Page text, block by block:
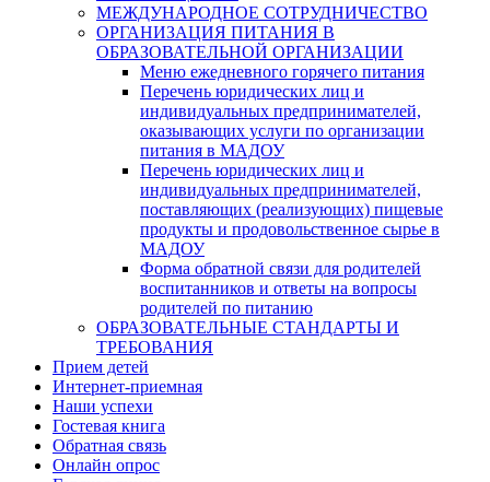
МЕЖДУНАРОДНОЕ СОТРУДНИЧЕСТВО
ОРГАНИЗАЦИЯ ПИТАНИЯ В
ОБРАЗОВАТЕЛЬНОЙ ОРГАНИЗАЦИИ
Меню ежедневного горячего питания
Перечень юридических лиц и
индивидуальных предпринимателей,
оказывающих услуги по организации
питания в МАДОУ
Перечень юридических лиц и
индивидуальных предпринимателей,
поставляющих (реализующих) пищевые
продукты и продовольственное сырье в
МАДОУ
Форма обратной связи для родителей
воспитанников и ответы на вопросы
родителей по питанию
ОБРАЗОВАТЕЛЬНЫЕ СТАНДАРТЫ И
ТРЕБОВАНИЯ
Прием детей
Интернет-приемная
Наши успехи
Гостевая книга
Обратная связь
Онлайн опрос